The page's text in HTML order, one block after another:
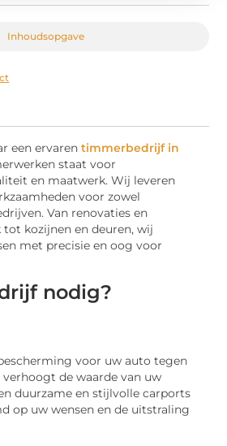
Inhoudsopgave
een ervarentimmerbedrijf in
staat voor
en maatwerk. Wij leveren
voor zowel
Van renovaties en
kozijnen en deuren, wij
met precisie en oog voor
nodig?
voor uw auto tegen
verhoogt de waarde van uw
duurzame en stijlvolle carports
op uw wensen en de uitstraling